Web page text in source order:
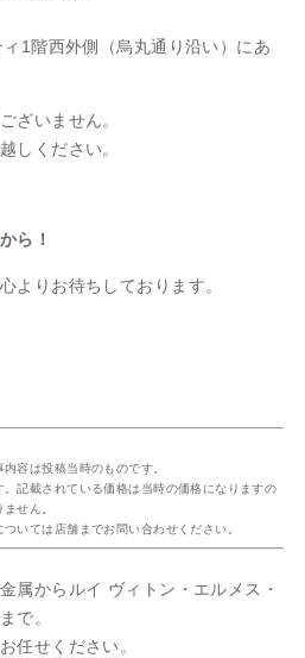
1階西外側（烏丸通り沿い）にあ
ざいません。
しください。
から！
よりお待ちしております。
容は投稿当時のものです。
記載されている価格は当時の価格になりますの
せん。
いては店舗までお問い合わせください。
属からルイ ヴィトン・エルメス・
で。
任せください。